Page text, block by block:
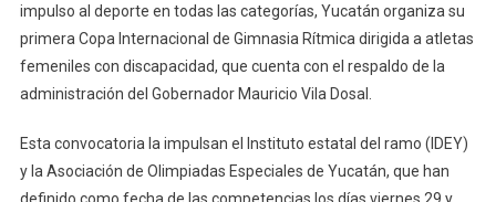
Su
Primera
Copa
Gimnasia
Rítmica
impulso al deporte en todas las categorías, Yucatán organiza su
primera Copa Internacional de Gimnasia Rítmica dirigida a atletas
femeniles con discapacidad, que cuenta con el respaldo de la
administración del Gobernador Mauricio Vila Dosal.
Esta convocatoria la impulsan el Instituto estatal del ramo (IDEY)
y la Asociación de Olimpiadas Especiales de Yucatán, que han